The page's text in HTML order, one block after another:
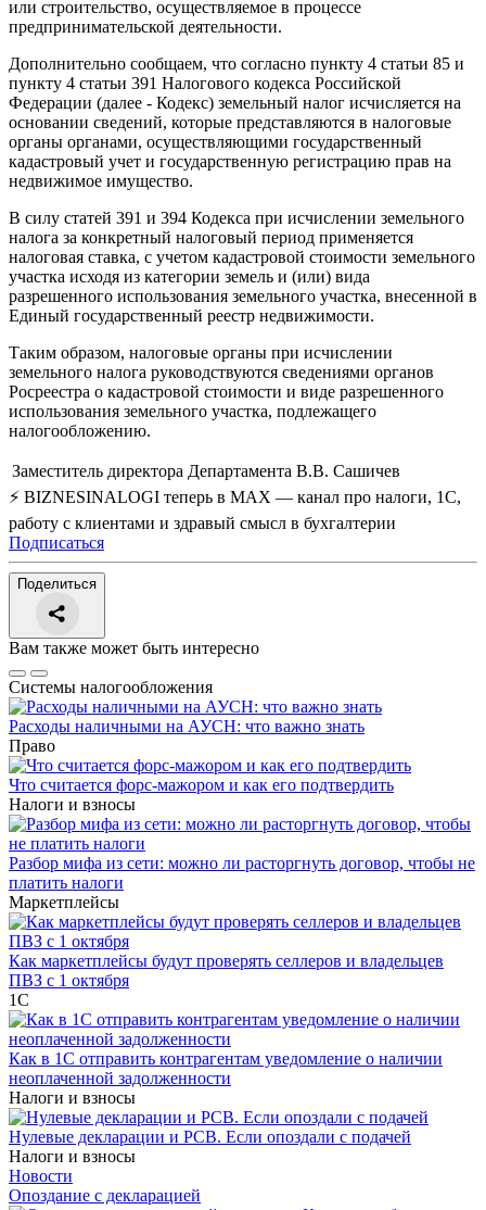
или строительство, осуществляемое в процессе
предпринимательской деятельности.
Дополнительно сообщаем, что согласно пункту 4 статьи 85 и
пункту 4 статьи 391 Налогового кодекса Российской
Федерации (далее - Кодекс) земельный налог исчисляется на
основании сведений, которые представляются в налоговые
органы органами, осуществляющими государственный
кадастровый учет и государственную регистрацию прав на
недвижимое имущество.
В силу статей 391 и 394 Кодекса при исчислении земельного
налога за конкретный налоговый период применяется
налоговая ставка, с учетом кадастровой стоимости земельного
участка исходя из категории земель и (или) вида
разрешенного использования земельного участка, внесенной в
Единый государственный реестр недвижимости.
Таким образом, налоговые органы при исчислении
земельного налога руководствуются сведениями органов
Росреестра о кадастровой стоимости и виде разрешенного
использования земельного участка, подлежащего
налогообложению.
Заместитель директора Департамента В.В. Сашичев
⚡ BIZNESINALOGI теперь в MAX — канал про налоги, 1С,
работу с клиентами и здравый смысл в бухгалтерии
Подписаться
Поделиться
Вам также может быть интересно
Системы налогообложения
Расходы наличными на АУСН: что важно знать
Право
Что считается форс-мажором и как его подтвердить
Налоги и взносы
Разбор мифа из сети: можно ли расторгнуть договор, чтобы не
платить налоги
Маркетплейсы
Как маркетплейсы будут проверять селлеров и владельцев
ПВЗ с 1 октября
1С
Как в 1С отправить контрагентам уведомление о наличии
неоплаченной задолженности
Налоги и взносы
Нулевые декларации и РСВ. Если опоздали с подачей
Налоги и взносы
Новости
Опоздание с декларацией